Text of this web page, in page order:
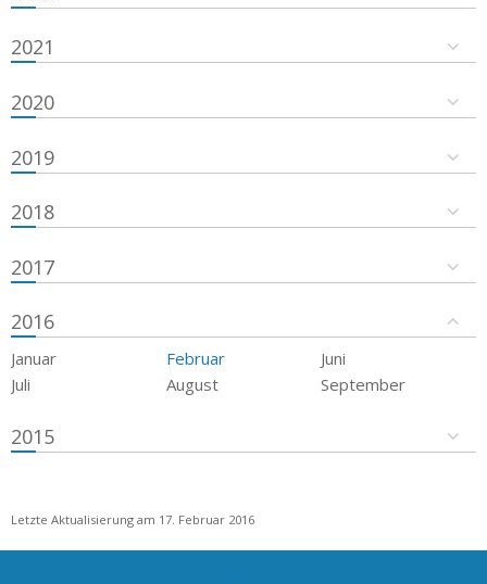
2021
2020
2019
2018
2017
2016
Januar Februar
Juni
Juli
August September
2015
Letzte Aktualisierung am 17. Februar 2016